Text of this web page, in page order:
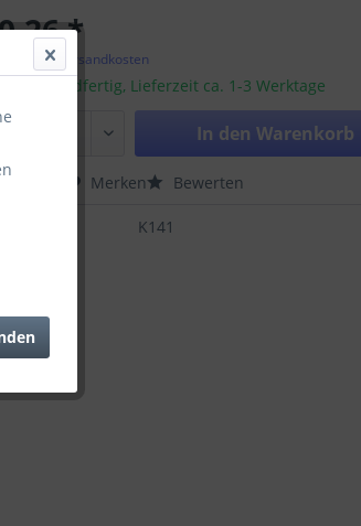
*
zzgl. Versandkosten
versandfertig, Lieferzeit ca. 1-3 Werktage
In den Warenkorb
Merken Bewerten
K141